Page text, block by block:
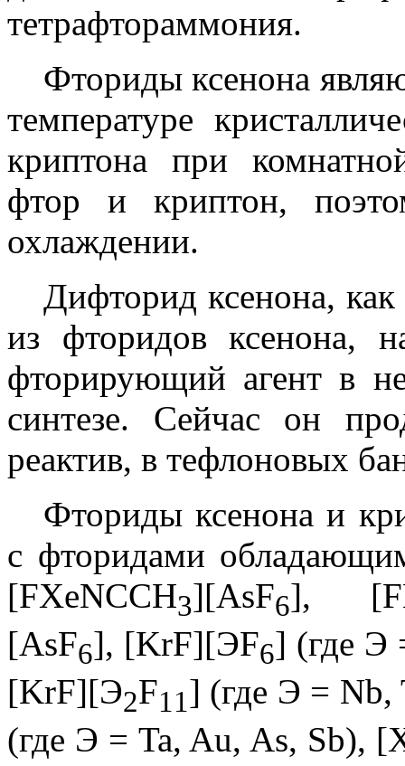
тетрафтораммония.
Фториды ксенона
температуре
криптона при
фтор и криптон,
охлаждении.
Дифторид ксенона,
из фторидов ксенона,
фторирующий агент в
синтезе. Сейчас он
реактив, в тефлоновых
Фториды ксенона и
с фторидами
[FXeNCCH3][AsF6],
[AsF6], [KrF][ЭF6] (где Э
[KrF][Э2F1 1] (где Э = Nb,
(где Э = Ta, Au, As, Sb),